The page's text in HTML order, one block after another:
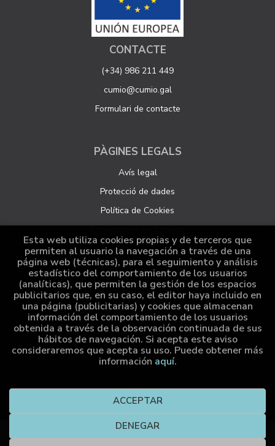
CONTACTE
(+34) 986 211 449
cumio@cumio.gal
Formulari de contacte
PÀGINES LEGALS
Avís legal
Protecció de dades
Política de Cookies
Configuració de Cookies
ATENCIÓ AL CLIENT
Qui som
Comandes especials
Distribució
Cumio Editora . Tots els Drets Reservats |
Esta web utiliza cookies propias y de terceros que
permiten al usuario la navegación a través de una
página web (técnicas), para el seguimiento y análisis
estadístico del comportamiento de los usuarios
(analíticas), que permiten la gestión de los espacios
publicitarios que, en su caso, el editor haya incluido en
una página (publicitarias) y cookies que almacenan
información del comportamiento de los usuarios
obtenida a través de la observación continuada de sus
hábitos de navegación. Si acepta este aviso
consideraremos que acepta su uso. Puede obtener más
información aquí.
DENEGAR
ACCEPTAR